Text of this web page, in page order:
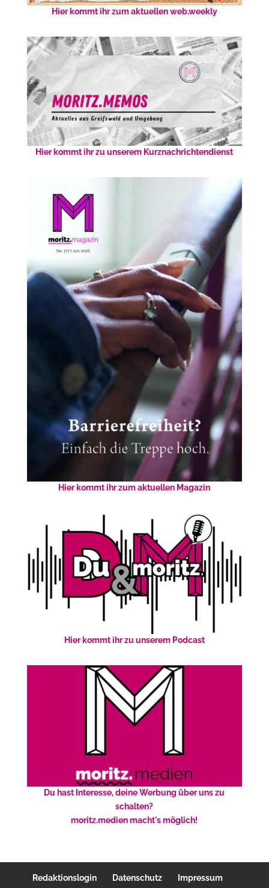
Hier kommt ihr zum aktuellen web.weekly
Hier kommt ihr zu unserem Kurznachrichtendienst
Hier kommt ihr zum aktuellen Magazin
Hier kommt ihr zu unserem Podcast
Du hast Interesse, deine Werbung über uns zu
schalten?
moritz.medien macht's möglich!
Redaktionslogin Datenschutz
Impressum